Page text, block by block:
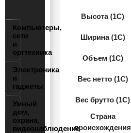
Компьютеры,
сети
и
оргтехника
Электроника
и
гаджеты
Умный
дом,
охрана,
видеонаблюдение
Высота (1С)
Ширина (1С)
Объем (1С)
Вес нетто (1С)
Вес брутто (1С)
Страна
происхождения